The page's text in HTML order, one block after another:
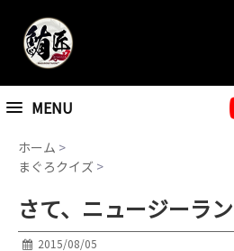
MENU
ホーム >
まぐろクイズ >
さて、ニュージーラ
2015/08/05